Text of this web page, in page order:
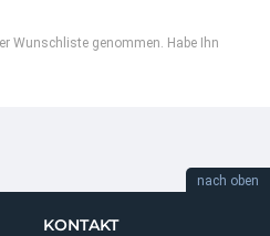
Wunschliste genommen. Habe Ihn
nach oben
KONTAKT